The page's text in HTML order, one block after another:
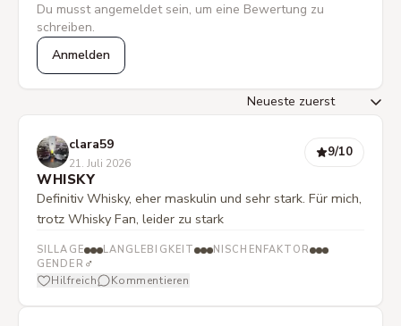
Du musst angemeldet sein, um eine Bewertung zu
schreiben.
Anmelden
clara59
21. Juli 2026
9/10
WHISKY
Definitiv Whisky, eher maskulin und sehr stark. Für mich,
trotz Whisky Fan, leider zu stark
SILLAGE LANGLEBIGKEIT
NISCHENFAKTOR
GENDER ♂
Hilfreich Kommentieren